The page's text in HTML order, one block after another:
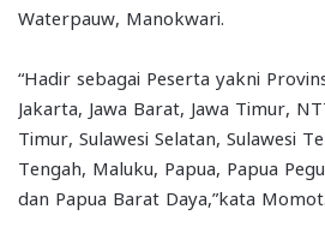
Waterpauw, Manokwari.
“Hadir sebagai Peserta yakni
Jakarta, Jawa Barat, Jawa Timur,
Timur, Sulawesi Selatan, Sulawesi
Tengah, Maluku, Papua, Papua
dan Papua Barat Daya,”kata Momot.